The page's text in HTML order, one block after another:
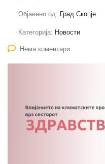
Објавено од: Град Скопје
Категорија: Новости
Нема коментари